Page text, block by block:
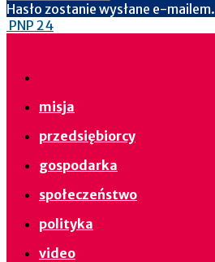
Hasło zostanie wysłane e-mailem.
PNP 24
misja
przedsiębiorcy
gospodarka
społeczeństwo
polityka
video